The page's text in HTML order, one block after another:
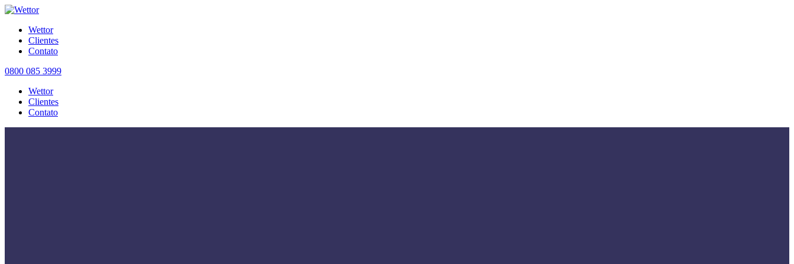
Wettor
Clientes
Contato
0800 085 3999
Wettor
Clientes
Contato